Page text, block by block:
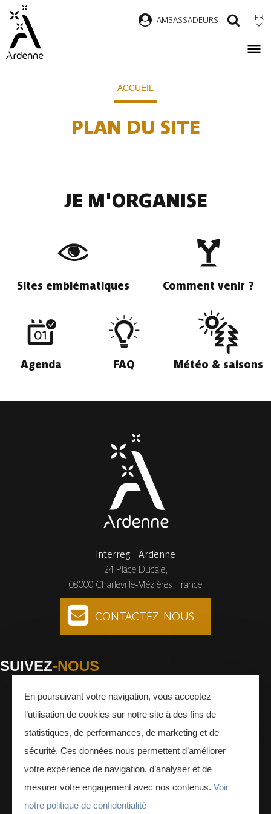
contenu
principal
AMBASSADEURS FR
ACCUEIL
PLAN DU SITE
JE M'ORGANISE
Sites emblématiques Comment venir ?
Agenda FAQ Météo & saisons
Interreg - Ardenne
24 Place Ducale,
08000 Charleville-Mézières, France
CONTACTEZ-NOUS
SUIVEZ-NOUS
Facebook Instagram Youtube
En poursuivant votre navigation, vous acceptez
l’utilisation de cookies sur notre site à des fins de
statistiques, de performances, de marketing et de
sécurité. Ces données nous permettent d’améliorer
votre expérience de navigation, d’analyser et de
mesurer votre engagement avec nos contenus. Voir
notre politique de confidentialité